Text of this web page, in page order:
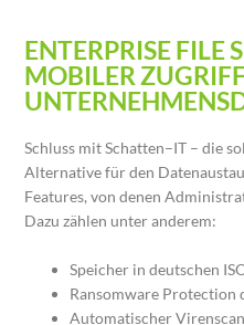
ENTERPRISE FILE
MOBILER
Schluss mit Schatten–IT – die
Alternative für den
Features, von denen
Dazu zählen unter anderem:
Speicher in deutschen
Ransomware Protection
Automatischer